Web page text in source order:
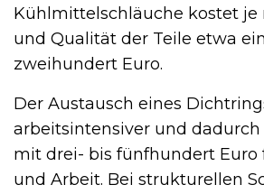
Kühlmittelschläuche kostet je
und Qualität der Teile etwa
zweihundert Euro.
Der Austausch eines
arbeitsintensiver und dadurch
mit drei- bis fünfhundert Euro
und Arbeit. Bei strukturellen